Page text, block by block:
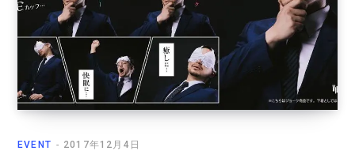
EVENT 2017年12月4日